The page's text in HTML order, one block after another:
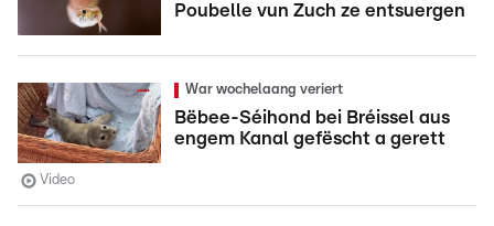
Poubelle vun Zuch ze entsuergen
War wochelaang veriert
Bëbee-Séihond bei Bréissel aus
engem Kanal gefëscht a gerett
Video